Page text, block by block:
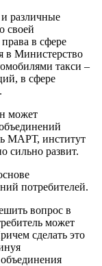
различные
своей
в сфере
в Министерство
такси –
в сфере
может
МАРТ, институт
сильно развит.
потребителей.
вопрос в
может
сделать это